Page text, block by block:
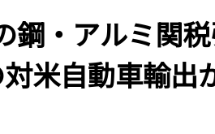
鋼・アルミ関
米自動車輸出